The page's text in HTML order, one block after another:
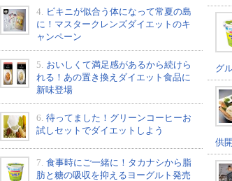
4.
ビキニが似合う体になって常夏の島
に！マスタークレンズダイエットのキ
ャンペーン
5. おいしくて満足感があるから続けら
れる！あの置き換えダイエット食品に
新味登場
6. 待ってました！グリーンコーヒーお
試しセットでダイエットしよう
7. 食事時にご一緒に！タカナシから脂
肪と糖の吸収を抑えるヨーグルト発売
グ
供